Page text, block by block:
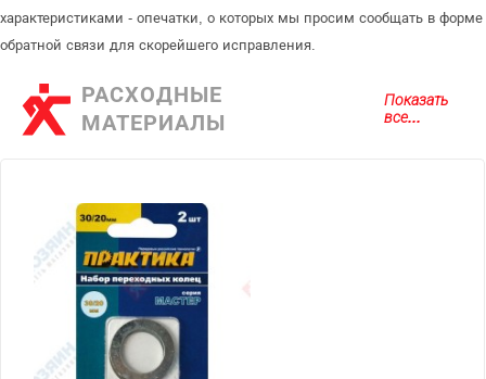
характеристиками - опечатки, о которых мы просим сообщать в форме
обратной связи для скорейшего исправления.
РАСХОДНЫЕ
МАТЕРИАЛЫ
Показать
все...